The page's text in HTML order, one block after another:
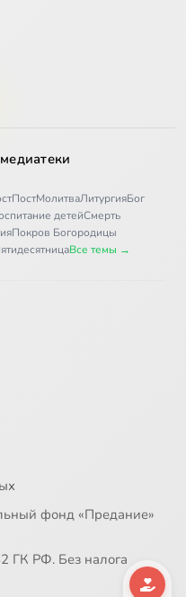
ПостМолитваЛитургияБог
детейСмерть
Покров Богородицы
Все темы →
фонд «Предание»
ГК РФ. Без налога